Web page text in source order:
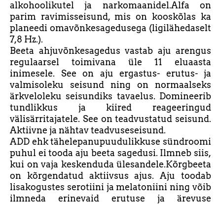
alkohoolikutel ja narkomaanidel.Alfa on
parim ravimisseisund, mis on kooskõlas ka
planeedi omavõnkesagedusega (ligilähedaselt
7,8 Hz.).
Beeta ahjuvõnkesagedus vastab aju arengus
regulaarsel toimivana üle 11 eluaasta
inimesele. See on aju ergastus- erutus- ja
valmisoleku seisund ning on normaalseks
ärkveloleku seisundiks tavaelus. Domineerib
tundlikkus ja kiired reageeringud
välisärritajatele. See on teadvustatud seisund.
Aktiivne ja nähtav teadvuseseisund.
ADD ehk tähelepanupuudulikkuse sündroomi
puhul ei tooda aju beeta sagedusi. Ilmneb siis,
kui on vaja keskenduda ülesandele.Kõrgbeeta
on kõrgendatud aktiivsus ajus. Aju toodab
lisakogustes serotiini ja melatoniini ning võib
ilmneda erinevaid erutuse ja ärevuse